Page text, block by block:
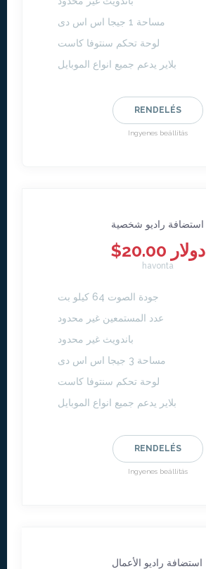
مساحة 1 جيجا اس اس دى
لوحة تحكم سنتوفا كاست
بلاير يدعم جميع انواع الموبايل
RENDELÉS
Ingyenes beállítás
استضافة راديو شخصية
$20.00 دولار
havonta
جودة الصوت 64 كيلو بت
عدد المستمعين غير محدود
باندويث غير محدود
مساحة 3 جيجا اس اس دى
لوحة تحكم سنتوفا كاست
بلاير يدعم جميع انواع الموبايل
RENDELÉS
Ingyenes beállítás
استضافة راديو الأعمال